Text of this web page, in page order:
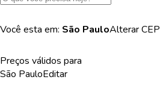
Você esta em: São PauloAlterarCEP
Preços válidos para
São PauloEditar